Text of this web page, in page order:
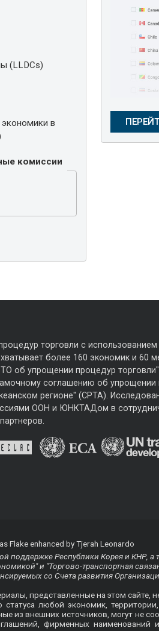
(LLDCs)
в
комиссии
торговли с использованием
более 160 экономик и 60
об упрощении процедур торговли"
соглашению об упрощении
регионе" (CPTA).
ООН и ЮНКТАДом в
Flake enhanced by Tjerah Leonardo
поддержке Республики Корея и КНР,
и "Торгово-транспортная
со Счета развития
представленные на этом
любой экономик,
из внешних источников, могут не
фирменных